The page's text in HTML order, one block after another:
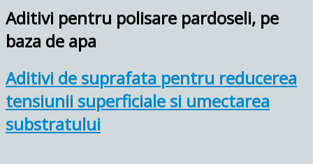
Aditivi pentru polisare pardoseli, pe
baza de apa
Aditivi de suprafata pentru reducerea
tensiunii superficiale si umectarea
substratului